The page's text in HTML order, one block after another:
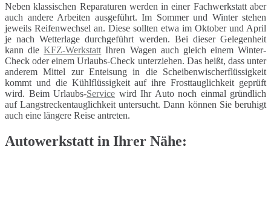
Neben klassischen Reparaturen werden in einer Fachwerkstatt aber
auch andere Arbeiten ausgeführt. Im Sommer und Winter stehen
jeweils Reifenwechsel an. Diese sollten etwa im Oktober und April
je nach Wetterlage durchgeführt werden. Bei dieser Gelegenheit
kann dieKFZ-Werkstatt Ihren Wagen auch gleich einem Winter-
Check oder einem Urlaubs-Check unterziehen. Das heißt, dass unter
anderem Mittel zur Enteisung in die Scheibenwischerflüssigkeit
kommt und die Kühlflüssigkeit auf ihre Frosttauglichkeit geprüft
wird. Beim Urlaubs-Service wird Ihr Auto noch einmal gründlich
auf Langstreckentauglichkeit untersucht. Dann können Sie beruhigt
auch eine längere Reise antreten.
Autowerkstatt in Ihrer Nähe: